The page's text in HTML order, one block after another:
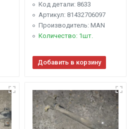
Код детали: 8633
Артикул: 81432706097
Производитель: MAN
Количество: 1шт.
Добавить в корзину